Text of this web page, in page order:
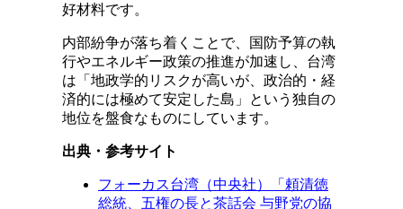
好材料です。
内部紛争が落ち着くことで、国防予算の執
行やエネルギー政策の推進が加速し、台湾
は「地政学的リスクが高いが、政治的・経
済的には極めて安定した島」という独自の
地位を盤食なものにしています。
出典・参考サイト
フォーカス台湾（中央社）「頼清徳
総統、五権の長と茶話会 与野党の協